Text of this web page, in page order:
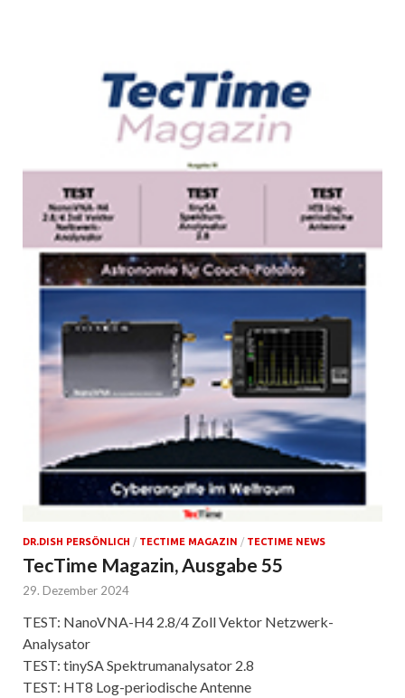
DR.DISH PERSÖNLICH / TECTIME MAGAZIN / TECTIME NEWS
TecTime Magazin, Ausgabe 55
29. Dezember 2024
TEST: NanoVNA-H4 2.8/4 Zoll Vektor Netzwerk-
Analysator
TEST: tinySA Spektrumanalysator 2.8
TEST: HT8 Log-periodische Antenne